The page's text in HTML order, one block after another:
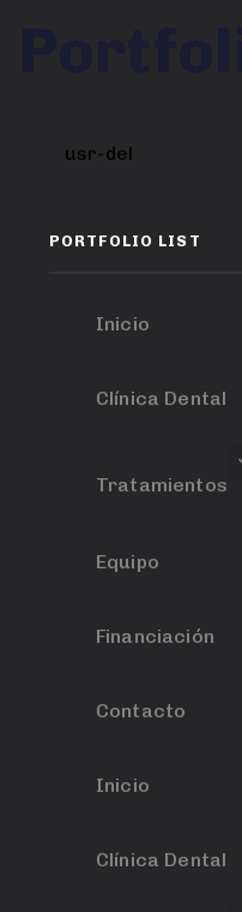
usr-del
PORTFOLIO LIST
Inicio
Clínica Dental
Tratamientos
Equipo
Financiación
Contacto
Inicio
Clínica Dental